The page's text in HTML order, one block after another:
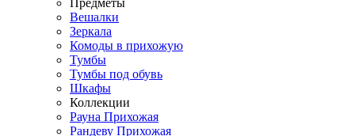
Предметы
Вешалки
Зеркала
Комоды в прихожую
Тумбы
Тумбы под обувь
Шкафы
Коллекции
Рауна Прихожая
Рандеву Прихожая